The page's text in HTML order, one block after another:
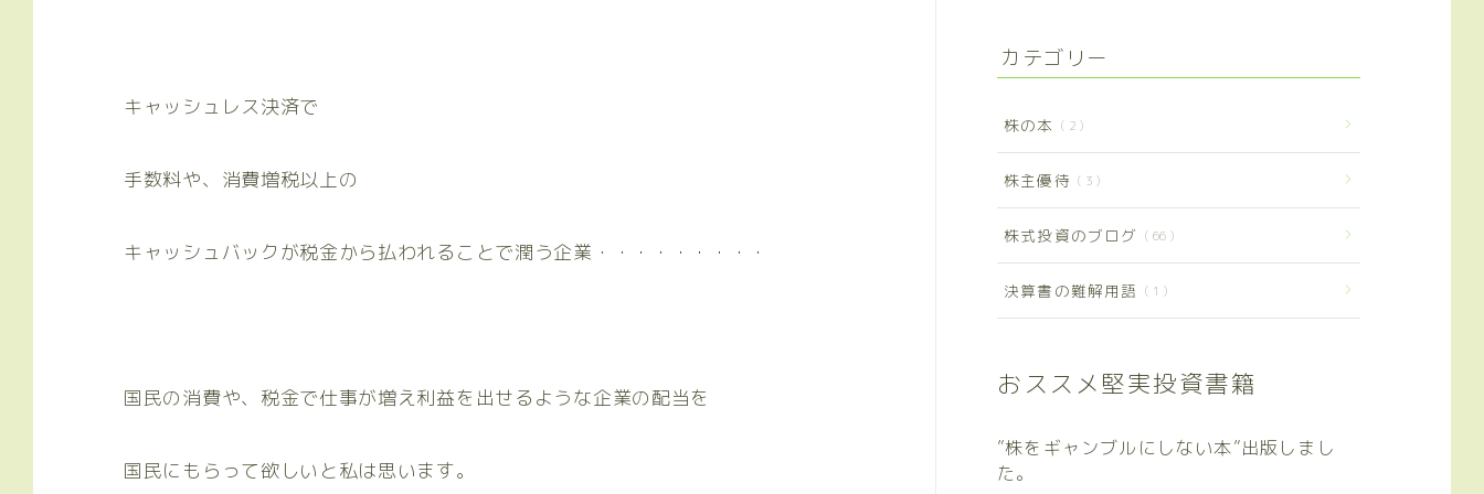
キャッシュレス決済で
手数料や、消費増税以上の
キャッシュバックが税金から払われることで潤う企業・・・・・・・・・
国民の消費や、税金で仕事が増え利益を出せるような企業の配当を
国民にもらって欲しいと私は思います。
カテゴリー
株の本 2
株主優待 3
株式投資のブログ 66
決算書の難解用語 1
おススメ堅実投資書籍
”株をギャンブルにしない本”出版しまし
た。